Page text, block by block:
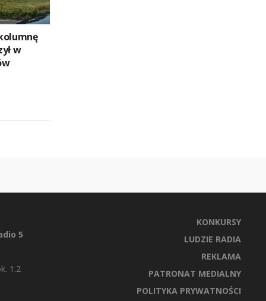
w
5
1.2
KONKURSY
LUDZIE RADIA
REKLAMA
PATRONAT MEDIALNY
POLITYKA PRYWATNOŚCI